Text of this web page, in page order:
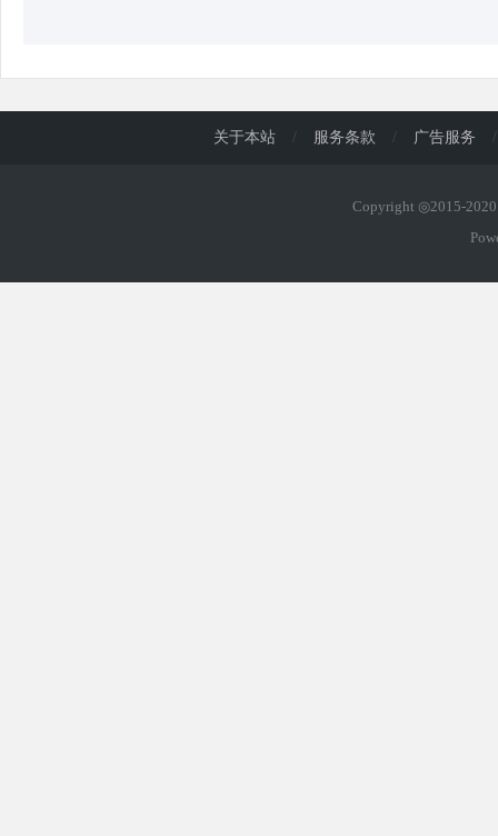
关于本站 / 服务条款 / 广告服务 /
Copyright ◎2015-